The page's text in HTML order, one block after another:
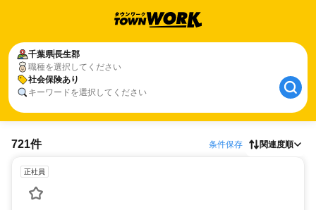
千葉県長生郡
職種を選択してください
社会保険あり
キーワードを選択してください
721件 条件保存 関連度順
正社員